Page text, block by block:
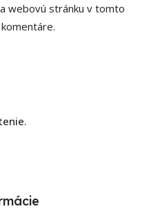
webovú stránku v tomto